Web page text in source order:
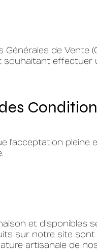
de Vente
souhaitant
l'acceptation pleine
et disponibles
sur notre site
artisanale de